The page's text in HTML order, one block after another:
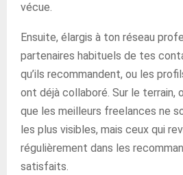
vécue.
Ensuite, élargis à ton réseau
partenaires habituels de tes
qu’ils recommandent, ou les
ont déjà collaboré. Sur le terrain,
que les meilleurs freelances ne
les plus visibles, mais ceux qui
régulièrement dans les
satisfaits.